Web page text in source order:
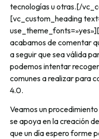
tecnologías u otras.[/
[vc_custom_heading
acabamos de comentar
a seguir que sea válida
podemos intentar
comunes a realizar para
4.0.
Veamos un
se apoya en la creación
que un día espero forme